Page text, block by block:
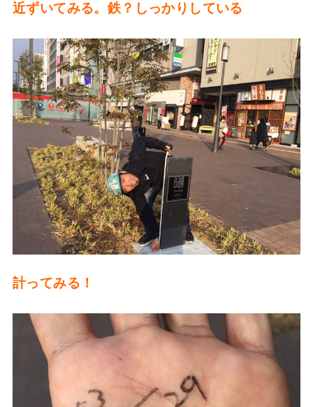
近ずいてみる。鉄？しっかりしている
計ってみる！